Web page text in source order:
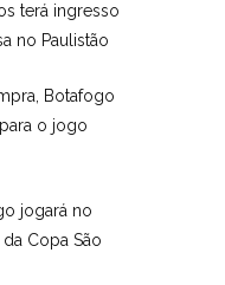
terá ingresso
no Paulistão
Botafogo
o jogo
jogará no
Copa São